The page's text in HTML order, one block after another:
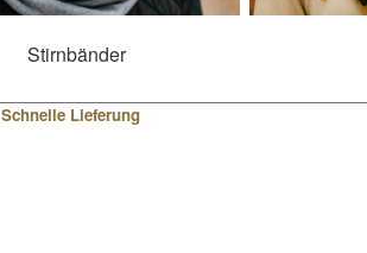
Stirnbänder
Schnelle Lieferung